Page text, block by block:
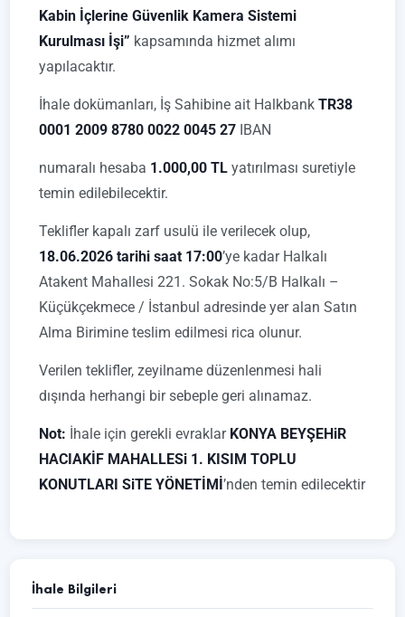
Kabin İçlerine Güvenlik Kamera Sistemi
Kurulması İşi” kapsamında hizmet alımı
yapılacaktır.
İhale dokümanları, İş Sahibine ait HalkbankTR38
0001 2009 8780 0022 0045 27 IBAN
numaralı hesaba 1.000,00 TL yatırılması suretiyle
temin edilebilecektir.
Teklifler kapalı zarf usulü ile verilecek olup,
18.06.2026 tarihi saat 17:00’ye kadar Halkalı
Atakent Mahallesi 221. Sokak No:5/B Halkalı –
Küçükçekmece / İstanbul adresinde yer alan Satın
Alma Birimine teslim edilmesi rica olunur.
Verilen teklifler, zeyilname düzenlenmesi hali
dışında herhangi bir sebeple geri alınamaz.
Not: İhale için gerekli evraklar KONYA BEYŞEHiR
HACIAKİF MAHALLESi 1. KISIM TOPLU
KONUTLARI SiTE YÖNETİMİ’nden temin edilecektir
İhale Bilgileri